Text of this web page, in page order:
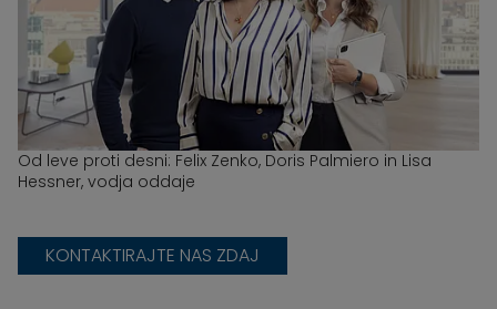
Od leve proti desni: Felix Zenko, Doris Palmiero in Lisa
Hessner, vodja oddaje
KONTAKTIRAJTE NAS ZDAJ